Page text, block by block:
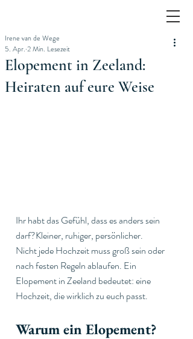
Elopement in Zeeland:
Heiraten auf eure Weise
Irene van de Wege
5. Apr. 2 Min. Lesezeit
Ihr habt das Gefühl, dass es anders sein
darf?Kleiner, ruhiger, persönlicher.
Nicht jede Hochzeit muss groß sein oder
nach festen Regeln ablaufen. Ein
Elopement in Zeeland bedeutet: eine
Hochzeit, die wirklich zu euch passt.
Warum ein Elopement?